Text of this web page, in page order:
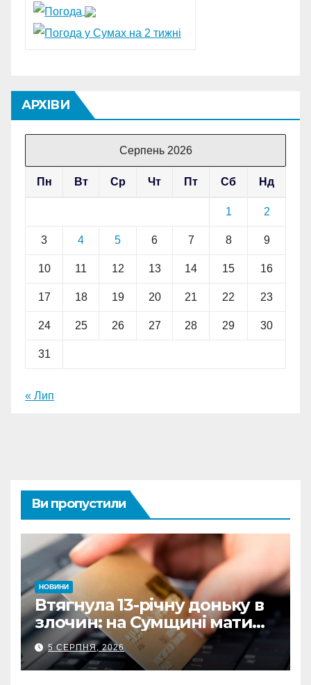
АРХІВИ
Серпень 2026
Пн Вт Ср Чт Пт Сб Нд
1 2
3 4 5 6 7 8 9
10 11 12 13 14 15 16
17 18 19 20 21 22 23
24 25 26 27 28 29 30
31
« Лип
Ви пропустили
НОВИНИ
Втягнула 13-річну доньку в
злочин: на Сумщині мати
витратила майже 480
тисяч грн з викраденої
картки
5 СЕРПНЯ, 2026